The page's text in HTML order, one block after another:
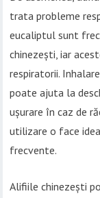
trata probleme
eucaliptul sunt
chinezești, iar
respiratorii.
poate ajuta la
ușurare în caz de
utilizare o face
frecvente.
Alifiile chinezești